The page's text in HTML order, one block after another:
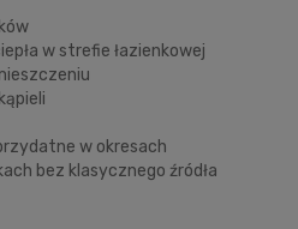
w strefie łazienkowej
w okresach
bez klasycznego źródła